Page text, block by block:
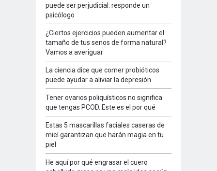
puede ser perjudicial: responde un
psicólogo
¿Ciertos ejercicios pueden aumentar el
tamaño de tus senos de forma natural?
Vamos a averiguar
La ciencia dice que comer probióticos
puede ayudar a aliviar la depresión
Tener ovarios poliquísticos no significa
que tengas PCOD. Este es el por qué
Estas 5 mascarillas faciales caseras de
miel garantizan que harán magia en tu
piel
He aquí por qué engrasar el cuero